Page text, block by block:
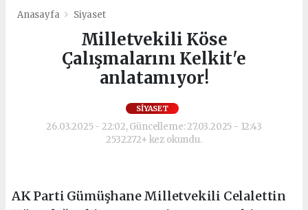
Anasayfa Siyaset
Milletvekili Köse
Çalışmalarını Kelkit'e
anlatamıyor!
SIYASET
26.03.2025 - 22:02, Güncelleme: 27.03.2025 - 12:43
2532272+ kez okundu.
AK Parti Gümüşhane Milletvekili Celalettin